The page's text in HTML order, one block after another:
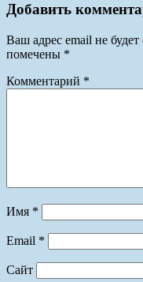
Добавить
Ваш адрес email не
помечены *
Комментарий *
Имя *
Email *
Сайт